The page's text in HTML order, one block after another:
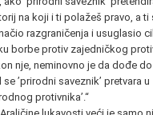
na koji i ti polažeš pravo, a ti
razgraničenja i usuglasio
borbe protiv zajedničkog
nje, neminovno je da dođe do
se ’prirodni saveznik’ pretvara u
protivnika’.“